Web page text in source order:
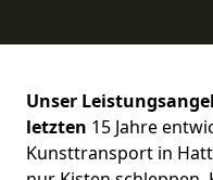
Unser
letzten 15 Jahre
Kunsttransport in